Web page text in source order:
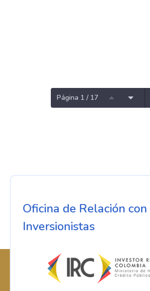
Página 1 / 17
Oficina de Relación con
Inversionistas